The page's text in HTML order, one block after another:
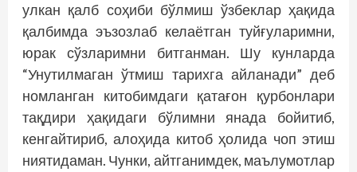
улкан қалб соҳиби бўлмиш ўзбеклар ҳақида
қалбимда эъзозлаб келаётган туйғуларимни,
юрак сўзларимни битганман. Шу кунларда
“Унутилмаган ўтмиш тарихга айланади” деб
номланган китобимдаги қатағон қурбонлари
тақдири ҳақидаги бўлимни янада бойитиб,
кенгайтириб, алоҳида китоб ҳолида чоп этиш
ниятидаман. Чунки, айтганимдек, маълумотлар